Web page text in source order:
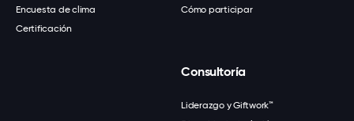
Encuesta de clima
Certificación
Cómo participar
Consultoría
Liderazgo y Giftwork™